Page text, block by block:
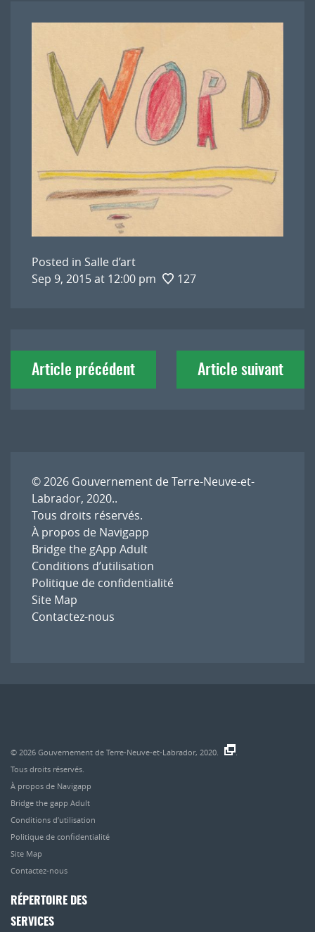
Posted in Salle d’art
Sep 9, 2015 at 12:00 pm
127
Navigation
deArticle précédent Article suivant
© 2026 Gouvernement de Terre-Neuve-et-
Labrador, 2020..
Tous droits réservés.
À propos de Navigapp
Bridge the gApp Adult
Conditions d’utilisation
Politique de confidentialité
Site Map
Contactez-nous
© 2026 Gouvernement de Terre-Neuve-et-Labrador, 2020.
Tous droits réservés.
À propos de Navigapp
Bridge the gapp Adult
Conditions d’utilisation
Politique de confidentialité
Site Map
Contactez-nous
RÉPERTOIRE DES
SERVICES